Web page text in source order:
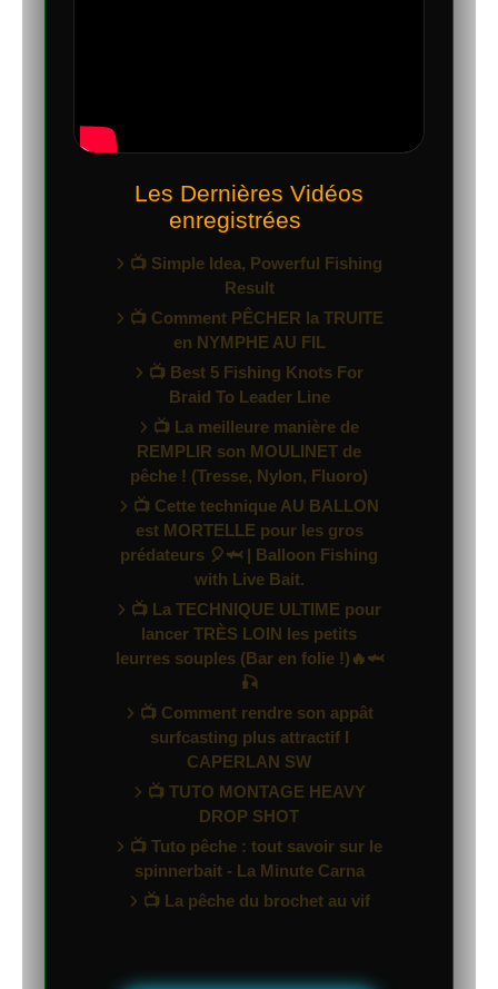
Les Dernières Vidéos
enregistrées
📺 Simple Idea, Powerful Fishing
Result
📺 Comment PÊCHER la TRUITE
en NYMPHE AU FIL
📺 Best 5 Fishing Knots For
Braid To Leader Line
📺 La meilleure manière de
REMPLIR son MOULINET de
pêche ! (Tresse, Nylon, Fluoro)
📺 Cette technique AU BALLON
est MORTELLE pour les gros
prédateurs 🎈🦈 | Balloon Fishing
with Live Bait.
📺 La TECHNIQUE ULTIME pour
lancer TRÈS LOIN les petits
leurres souples (Bar en folie !)🔥🦈
🎣
📺 Comment rendre son appât
surfcasting plus attractif I
CAPERLAN SW
📺 TUTO MONTAGE HEAVY
DROP SHOT
📺 Tuto pêche : tout savoir sur le
spinnerbait - La Minute Carna
📺 La pêche du brochet au vif